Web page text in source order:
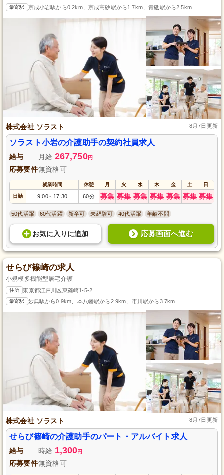
最寄駅 京成小岩駅から0.2km、京成高砂駅から1.7km、青砥駅から2.5km
株式会社 ソラスト 8月7日更新
ソラスト小岩の介護助手の契約社員求人
給与 月給 267,750円
応募要件無資格可
就業時間 休憩 月 火 水 木 金 土 日
日勤 9:00～ 17:30 60分 募集 募集 募集 募集 募集 募集 募集
50代活躍 60代活躍 新卒可 未経験可 40代活躍 年齢不問
お気に入り に追加 応募画面へ進む
せらび篠崎の求人
小規模多機能型居宅介護
住所 東京都江戸川区東篠崎1-5-2
最寄駅 妙典駅から0.9km、本八幡駅から2.9km、市川駅から3.7km
株式会社 ソラスト 8月7日更新
せらび篠崎の介護助手のパート・アルバイト求人
給与 時給 1,300円
応募要件無資格可